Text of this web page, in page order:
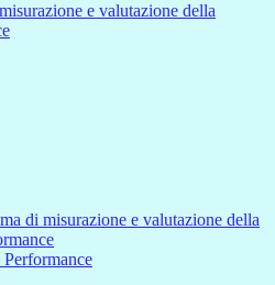
e valutazione della
di misurazione e valutazione della